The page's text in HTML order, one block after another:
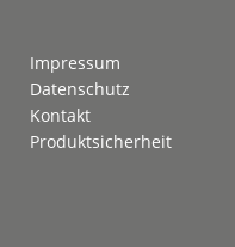
Impressum
Datenschutz
Kontakt
Produktsicherheit